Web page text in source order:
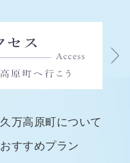
久万高原町について
おすすめプラン